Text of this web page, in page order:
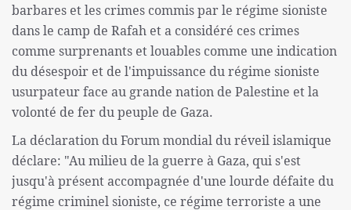
barbares et les crimes commis par le régime sioniste
dans le camp de Rafah et a considéré ces crimes
comme surprenants et louables comme une indication
du désespoir et de l'impuissance du régime sioniste
usurpateur face au grande nation de Palestine et la
volonté de fer du peuple de Gaza.
La déclaration du Forum mondial du réveil islamique
déclare: "Au milieu de la guerre à Gaza, qui s'est
jusqu'à présent accompagnée d'une lourde défaite du
régime criminel sioniste, ce régime terroriste a une